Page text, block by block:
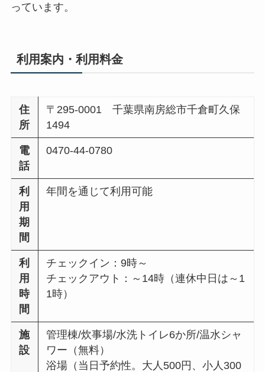
っています。
利用案内・利用料金
住
所
〒295-0001 千葉県南房総市千倉町久保
1494
電
話
0470-44-0780
利
用
期
間
年間を通じて利用可能
利
用
時
間
チェックイン：9時～
チェックアウト：～14時（連休中日は～1
1時）
施
設
管理棟/炊事場/水洗トイレ6か所/温水シャ
ワー（無料）
浴場（当日予約性。大人500円、小人300